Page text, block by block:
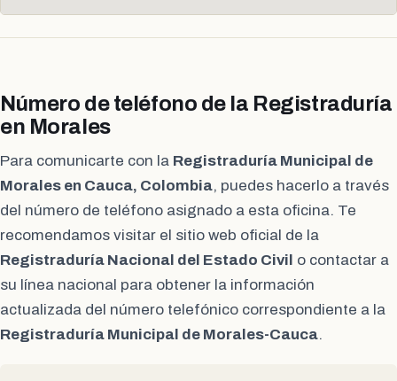
Número de teléfono de la Registraduría
en Morales
Para comunicarte con la Registraduría Municipal de
Morales en Cauca, Colombia, puedes hacerlo a través
del número de teléfono asignado a esta oficina. Te
recomendamos visitar el sitio web oficial de la
Registraduría Nacional del Estado Civil o contactar a
su línea nacional para obtener la información
actualizada del número telefónico correspondiente a la
Registraduría Municipal de Morales-Cauca.